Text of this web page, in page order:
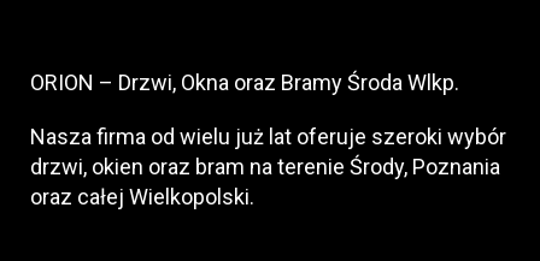
ORION – Drzwi, Okna oraz Bramy Środa Wlkp.
Nasza firma od wielu już lat oferuje szeroki wybór
drzwi, okien oraz bram na terenie Środy, Poznania
oraz całej Wielkopolski.